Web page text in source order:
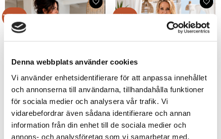
Denna webbplats använder cookies
Vi använder enhetsidentifierare för att anpassa innehållet
och annonserna till användarna, tillhandahålla funktioner
för sociala medier och analysera vår trafik. Vi
vidarebefordrar även sådana identifierare och annan
information från din enhet till de sociala medier och
annons- och analysföretag som vi samarbetar med.
Tilbud! Tilbud!